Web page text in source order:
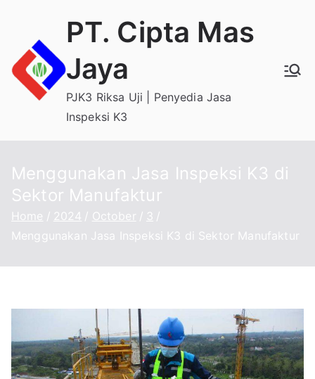
content
PT. Cipta Mas
Jaya
PJK3 Riksa Uji | Penyedia Jasa
Inspeksi K3
Menggunakan Jasa Inspeksi K3 di
Sektor Manufaktur
Home 2024 October
3
Menggunakan Jasa Inspeksi K3 di Sektor Manufaktur